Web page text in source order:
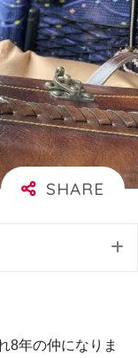
8年の仲になりま